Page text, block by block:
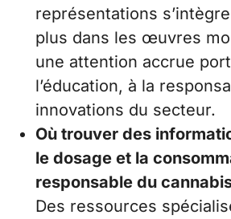
représentations
plus dans les œuvres
une attention accrue
l’éducation, à la
innovations du secteur.
Où trouver des
le dosage et la
responsable du
Des ressources